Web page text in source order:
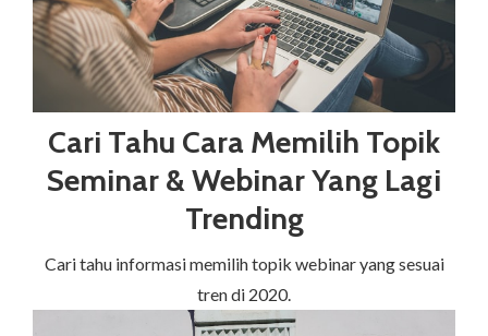
Cari Tahu Cara Memilih Topik
Seminar & Webinar Yang Lagi
Trending
Cari tahu informasi memilih topik webinar yang sesuai
tren di 2020.